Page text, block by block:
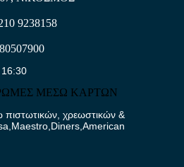
9238158
ΜΕΣΩ ΚΑΡΤΩΝ
χρεωστικών &